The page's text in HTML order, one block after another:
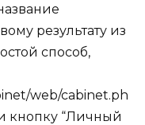
результату из
способ,
web/cabinet.ph
кнопку “Личный